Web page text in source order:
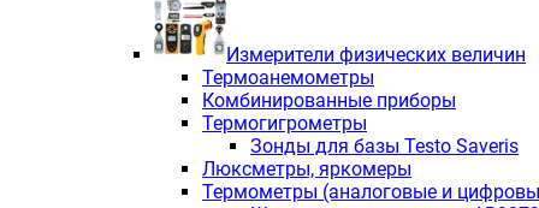
Индикаторы аналоговых
Измерители COS F
Комбинированные приборы
Комбинированные приборы
Комбинированные приборы
Анализаторы качества
Анализаторы мощности
Измерители физических величин
Термоанемометры
Комбинированные приборы
Термогигрометры
Зонды для базы Testo Saveris
Люксметры, яркомеры
Термометры (аналоговые и